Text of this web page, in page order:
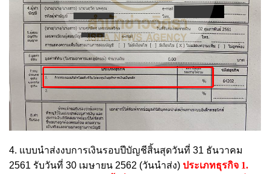
4. แบบนำส่งงบการเงินรอบปีบัญชีสิ้นสุดวันที่ 31 ธันวาคม
2561 รับวันที่ 30 เมษายน 2562 (วันนำส่ง) ประเภทธุรกิจ 1.